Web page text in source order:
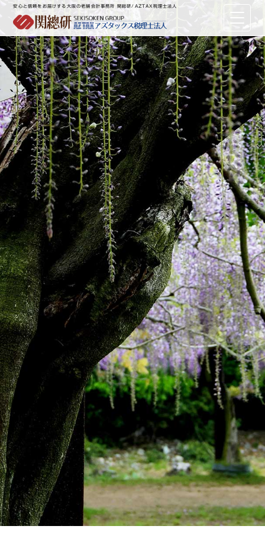
安心と信頼をお届けする大阪の老舗会計事務所 関総研/AZTAX税理士法人